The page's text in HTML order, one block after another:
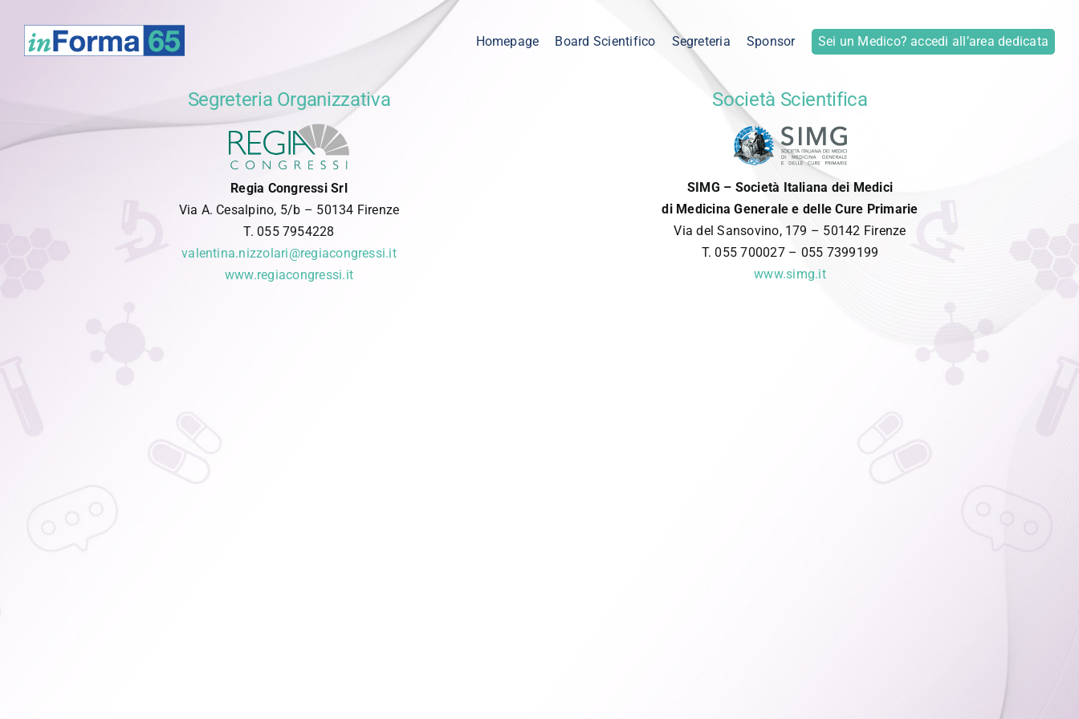
contenuto
Homepage Board Scientifico Segreteria Sponsor Sei un Medico? accedi all’area dedicata
Segreteria Organizzativa
Regia Congressi Srl
Via A. Cesalpino, 5/b – 50134 Firenze
T. 055 7954228
valentina.nizzolari@regiacongressi.it
www.regiacongressi.it
Società Scientifica
SIMG – Società Italiana dei Medici
di Medicina Generale e delle Cure Primarie
Via del Sansovino, 179 – 50142 Firenze
T. 055 700027 – 055 7399199
www.simg.it